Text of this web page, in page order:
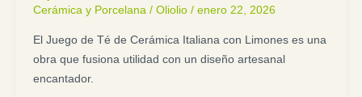
Cerámica y Porcelana / Oliolio / enero 22, 2026
El Juego de Té de Cerámica Italiana con Limones es una
obra que fusiona utilidad con un diseño artesanal
encantador.